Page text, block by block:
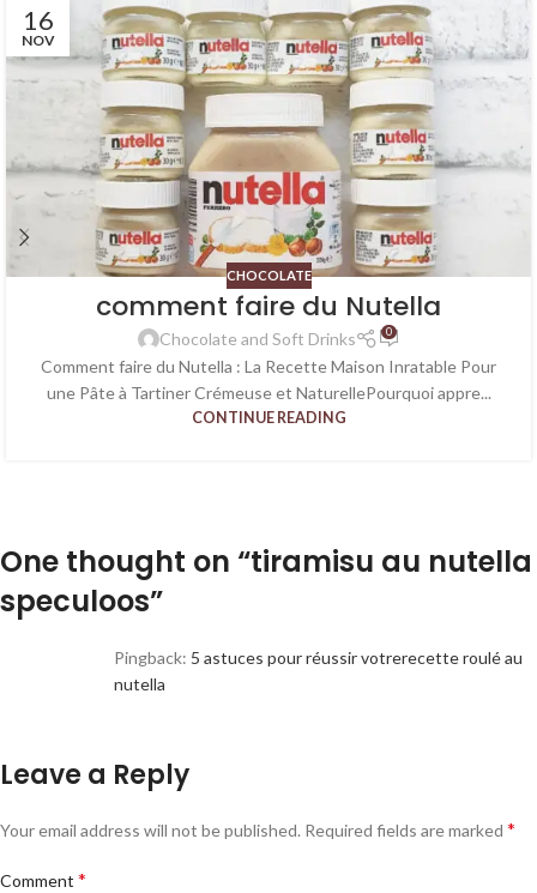
16
NOV
CHOCOLATE
comment faire du Nutella
Chocolate and Soft Drinks 0
Comment faire du Nutella : La Recette Maison Inratable Pour
une Pâte à Tartiner Crémeuse et NaturellePourquoi appre...
CONTINUE READING
One thought on “tiramisu au nutella
speculoos”
Pingback: 5 astuces pour réussir votrerecette roulé au
nutella​
Leave a Reply
Your email address will not be published. Required fields are marked *
Comment *